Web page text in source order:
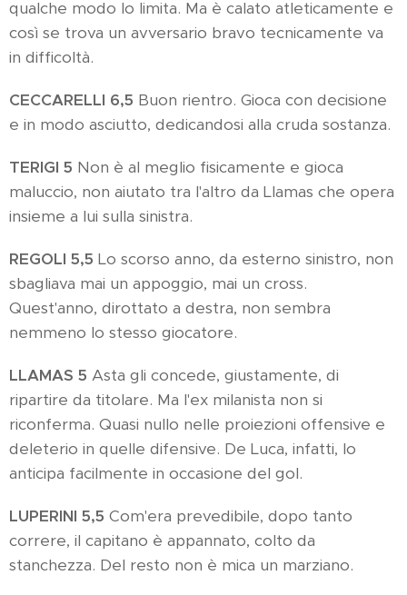
qualche modo lo limita. Ma è calato atleticamente e
così se trova un avversario bravo tecnicamente va
in difficoltà.
CECCARELLI 6,5 Buon rientro. Gioca con decisione
e in modo asciutto, dedicandosi alla cruda sostanza.
TERIGI 5 Non è al meglio fisicamente e gioca
maluccio, non aiutato tra l'altro da Llamas che opera
insieme a lui sulla sinistra.
REGOLI 5,5 Lo scorso anno, da esterno sinistro, non
sbagliava mai un appoggio, mai un cross.
Quest'anno, dirottato a destra, non sembra
nemmeno lo stesso giocatore.
LLAMAS 5 Asta gli concede, giustamente, di
ripartire da titolare. Ma l'ex milanista non si
riconferma. Quasi nullo nelle proiezioni offensive e
deleterio in quelle difensive. De Luca, infatti, lo
anticipa facilmente in occasione del gol.
LUPERINI 5,5 Com'era prevedibile, dopo tanto
correre, il capitano è appannato, colto da
stanchezza. Del resto non è mica un marziano.